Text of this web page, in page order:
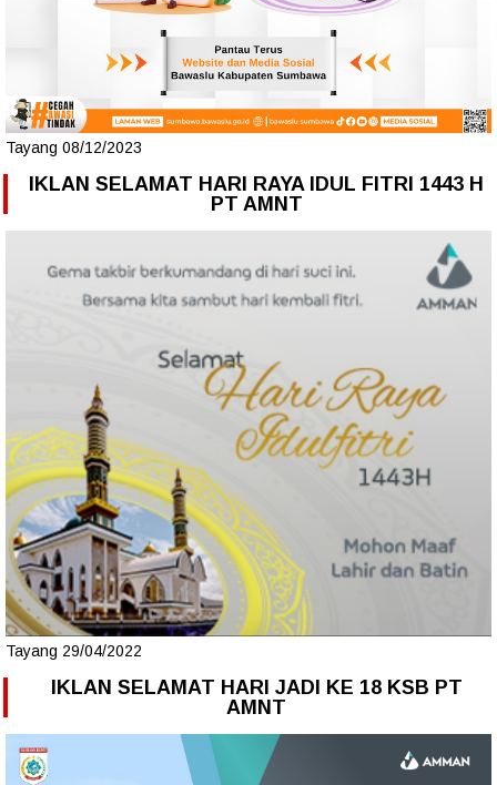
Tayang 08/12/2023
IKLAN SELAMAT HARI RAYA IDUL FITRI 1443 H
PT AMNT
Tayang 29/04/2022
IKLAN SELAMAT HARI JADI KE 18 KSB PT
AMNT